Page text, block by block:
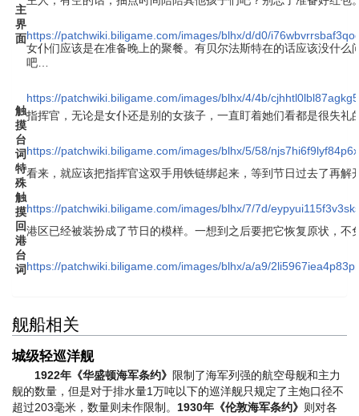
主
界
面https://patchwiki.biligame.com/images/blhx/d/d0/
女仆们应该是在准备晚上的聚餐。有贝尔法斯特在的话应该没什
吧…
https://patchwiki.biligame.com/images/blhx/4/4b/
触
摸
台
词
指挥官，无论是女仆还是别的女孩子，一直盯着她们看都是很失礼
https://patchwiki.biligame.com/images/blhx/5/58/
特
殊
触
摸
看来，就应该把指挥官这双手用铁链绑起来，等到节日过去了再
https://patchwiki.biligame.com/images/blhx/7/7d/
回
港
台
词
港区已经被装扮成了节日的模样。一想到之后要把它恢复原状，
https://patchwiki.biligame.com/images/blhx/a/a9/
舰船相关
城级轻巡洋舰
1922年《华盛顿海军条约》 限制了海军列强的航空母舰和主力
舰的数量，但是对于排水量1万吨以下的巡洋舰只规定了主炮口径不
超过203毫米，数量则未作限制。 1930年《伦敦海军条约》 则对各